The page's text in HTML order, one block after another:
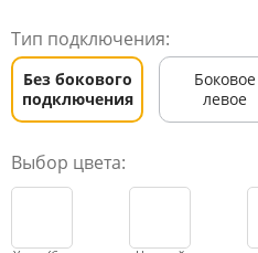
Тип подключения:
Без бокового
подключения
Боковое
левое
Выбор цвета: